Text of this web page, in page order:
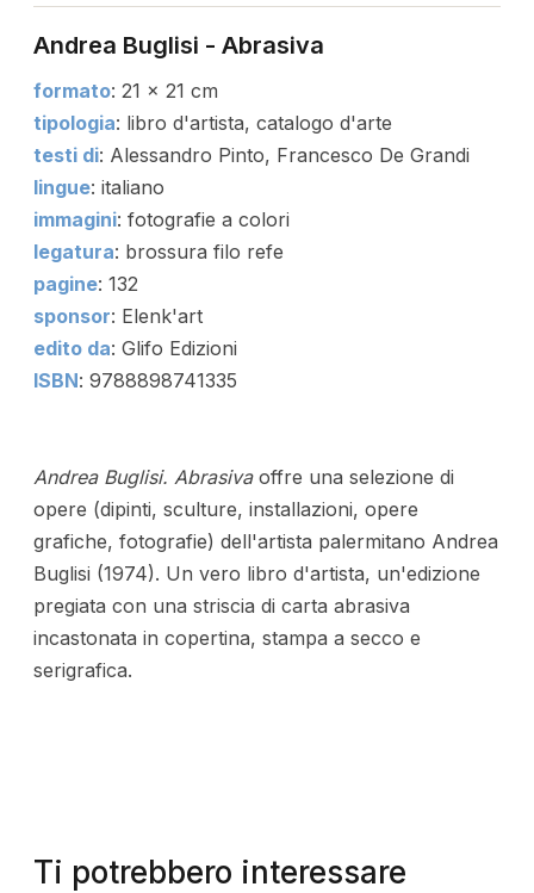
Andrea Buglisi - Abrasiva
formato: 21 x 21 cm
tipologia: libro d'artista, catalogo d'arte
testi di: Alessandro Pinto, Francesco De Grandi
lingue: italiano
immagini: fotografie a colori
legatura: brossura filo refe
pagine: 132
sponsor: Elenk'art
edito da: Glifo Edizioni
ISBN: 9788898741335
Andrea Buglisi. Abrasivaoffre una selezione di
opere (dipinti, sculture, installazioni, opere
grafiche, fotografie) dell'artista palermitano Andrea
Buglisi (1974). Un vero libro d'artista, un'edizione
pregiata con una striscia di carta abrasiva
incastonata in copertina, stampa a secco e
serigrafica.
Ti potrebbero interessare